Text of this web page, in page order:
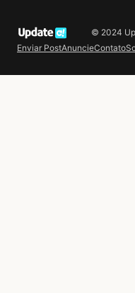
© 2024
Enviar PostAnuncieContato